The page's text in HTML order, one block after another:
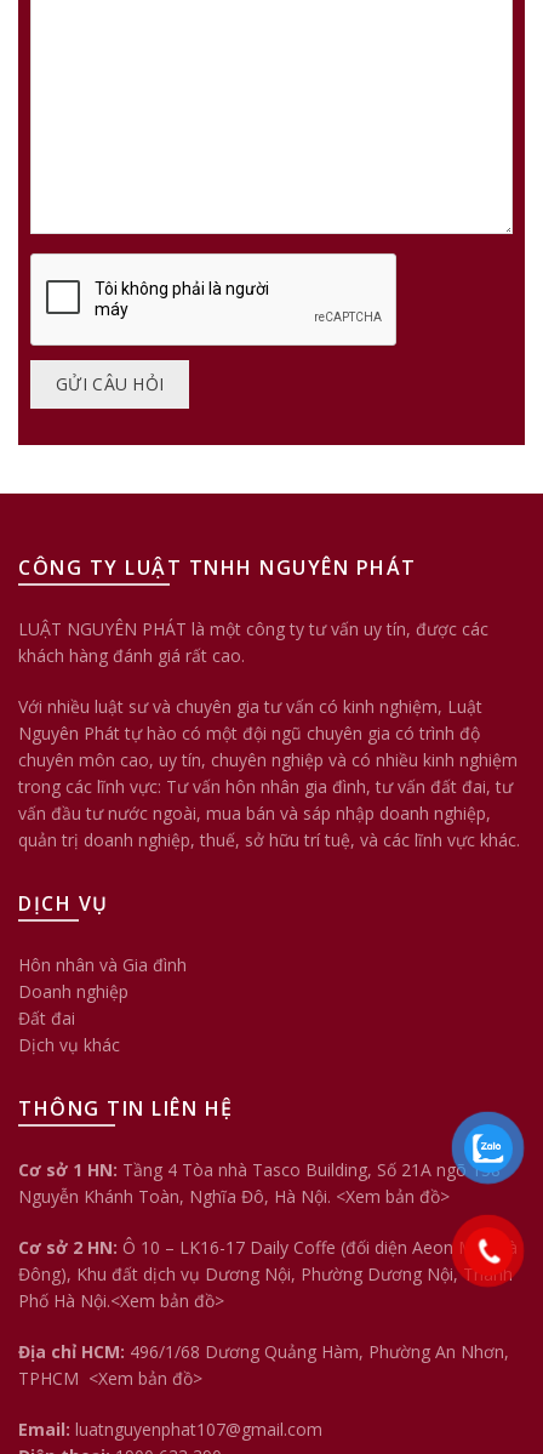
CÔNG TY LUẬT TNHH NGUYÊN PHÁT
LUẬT NGUYÊN PHÁT là một công ty tư vấn uy tín, được các
khách hàng đánh giá rất cao.
Với nhiều luật sư và chuyên gia tư vấn có kinh nghiệm, Luật
Nguyên Phát tự hào có một đội ngũ chuyên gia có trình độ
chuyên môn cao, uy tín, chuyên nghiệp và có nhiều kinh nghiệm
trong các lĩnh vực: Tư vấn hôn nhân gia đình, tư vấn đất đai, tư
vấn đầu tư nước ngoài, mua bán và sáp nhập doanh nghiệp,
quản trị doanh nghiệp, thuế, sở hữu trí tuệ, và các lĩnh vực khác.
DỊCH VỤ
Hôn nhân và Gia đình
Doanh nghiệp
Đất đai
Dịch vụ khác
THÔNG TIN LIÊN HỆ
Cơ sở 1 HN: Tầng 4 Tòa nhà Tasco Building, Số 21A ngõ 158
Nguyễn Khánh Toàn, Nghĩa Đô, Hà Nội. <Xem bản đồ>
Cơ sở 2 HN: Ô 10 – LK16-17 Daily Coffe (đối diện Aeon Mall Hà
Đông), Khu đất dịch vụ Dương Nội, Phường Dương Nội, Thành
Phố Hà Nội.<Xem bản đồ>
Địa chỉ HCM: 496/1/68 Dương Quảng Hàm, Phường An Nhơn,
TPHCM <Xem bản đồ>
Email: luatnguyenphat107@gmail.com